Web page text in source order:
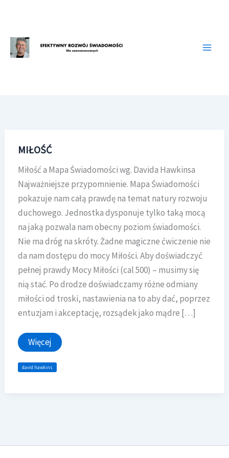
treści
MIŁOŚĆ
Miłość a Mapa Świadomości wg. Davida Hawkinsa
Najważniejsze przypomnienie. Mapa Świadomości
pokazuje nam całą prawdę na temat natury rozwoju
duchowego. Jednostka dysponuje tylko taką mocą
na jaką pozwala nam obecny poziom świadomości.
Nie ma dróg na skróty. Żadne magiczne ćwiczenie nie
da nam dostępu do mocy Miłości. Aby doświadczyć
pełnej prawdy Mocy Miłości (cal 500) – musimy się
nią stać. Po drodze doświadczamy różne odmiany
miłości od troski, nastawienia na to aby dać, poprzez
entuzjam i akceptację, rozsądek jako mądre […]
MIŁOŚĆ
Więcej
david hawkins